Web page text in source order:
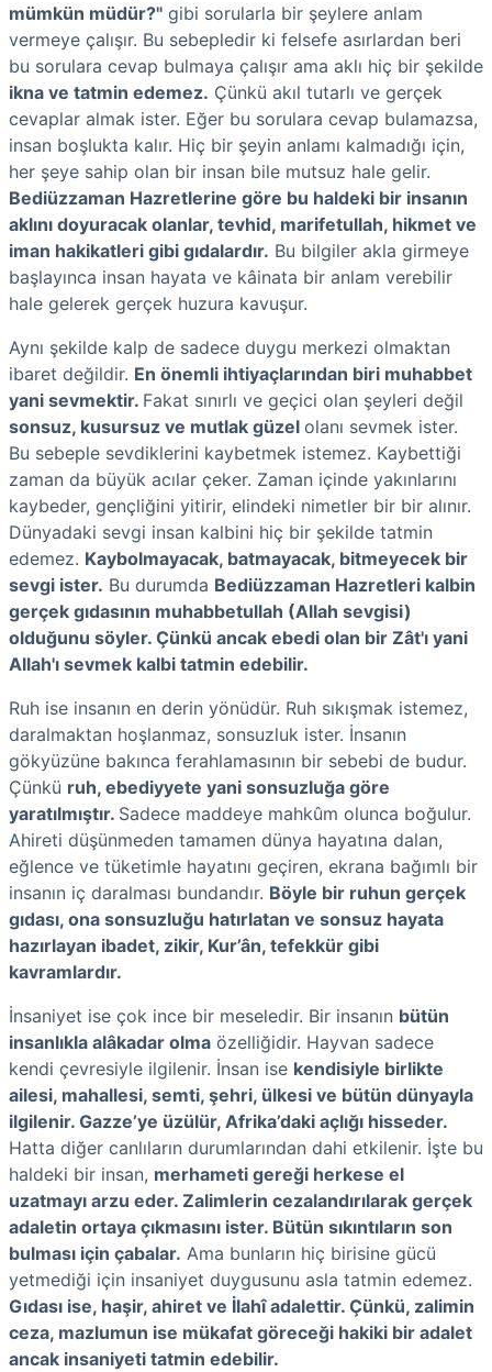
mümkün müdür?" gibi sorularla bir şeylere anlam
vermeye çalışır. Bu sebepledir ki felsefe asırlardan beri
bu sorulara cevap bulmaya çalışır ama aklı hiç bir şekilde
ikna ve tatmin edemez. Çünkü akıl tutarlı ve gerçek
cevaplar almak ister. Eğer bu sorulara cevap bulamazsa,
insan boşlukta kalır. Hiç bir şeyin anlamı kalmadığı için,
her şeye sahip olan bir insan bile mutsuz hale gelir.
Bediüzzaman Hazretlerine göre bu haldeki bir insanın
aklını doyuracak olanlar, tevhid, marifetullah, hikmet ve
iman hakikatleri gibi gıdalardır. Bu bilgiler akla girmeye
başlayınca insan hayata ve kâinata bir anlam verebilir
hale gelerek gerçek huzura kavuşur.
Aynı şekilde kalp de sadece duygu merkezi olmaktan
ibaret değildir. En önemli ihtiyaçlarından biri muhabbet
yani sevmektir. Fakat sınırlı ve geçici olan şeyleri değil
sonsuz, kusursuz ve mutlak güzel olanı sevmek ister.
Bu sebeple sevdiklerini kaybetmek istemez. Kaybettiği
zaman da büyük acılar çeker. Zaman içinde yakınlarını
kaybeder, gençliğini yitirir, elindeki nimetler bir bir alınır.
Dünyadaki sevgi insan kalbini hiç bir şekilde tatmin
edemez. Kaybolmayacak, batmayacak, bitmeyecek bir
sevgi ister. Bu durumda Bediüzzaman Hazretleri kalbin
gerçek gıdasının muhabbetullah (Allah sevgisi)
olduğunu söyler. Çünkü ancak ebedi olan bir Zât'ı yani
Allah'ı sevmek kalbi tatmin edebilir.
Ruh ise insanın en derin yönüdür. Ruh sıkışmak istemez,
daralmaktan hoşlanmaz, sonsuzluk ister. İnsanın
gökyüzüne bakınca ferahlamasının bir sebebi de budur.
Çünkü ruh, ebediyyete yani sonsuzluğa göre
yaratılmıştır. Sadece maddeye mahkûm olunca boğulur.
Ahireti düşünmeden tamamen dünya hayatına dalan,
eğlence ve tüketimle hayatını geçiren, ekrana bağımlı bir
insanın iç daralması bundandır. Böyle bir ruhun gerçek
gıdası, ona sonsuzluğu hatırlatan ve sonsuz hayata
hazırlayan ibadet, zikir, Kur’ân, tefekkür gibi
kavramlardır.
İnsaniyet ise çok ince bir meseledir. Bir insanın bütün
insanlıkla alâkadar olma özelliğidir. Hayvan sadece
kendi çevresiyle ilgilenir. İnsan ise kendisiyle birlikte
ailesi, mahallesi, semti, şehri, ülkesi ve bütün dünyayla
ilgilenir. Gazze’ye üzülür, Afrika’daki açlığı hisseder.
Hatta diğer canlıların durumlarından dahi etkilenir. İşte bu
haldeki bir insan, merhameti gereği herkese el
uzatmayı arzu eder. Zalimlerin cezalandırılarak gerçek
adaletin ortaya çıkmasını ister. Bütün sıkıntıların son
bulması için çabalar. Ama bunların hiç birisine gücü
yetmediği için insaniyet duygusunu asla tatmin edemez.
Gıdası ise, haşir, ahiret ve İlahî adalettir. Çünkü, zalimin
ceza, mazlumun ise mükafat göreceği hakiki bir adalet
ancak insaniyeti tatmin edebilir.